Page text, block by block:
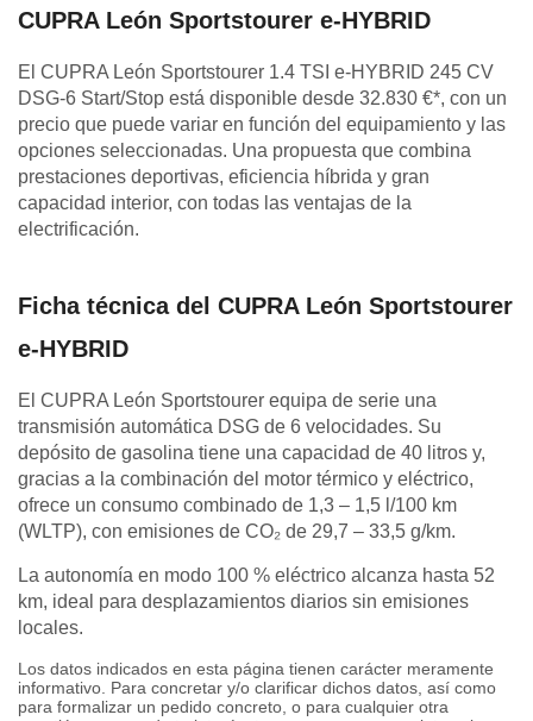
CUPRA León Sportstourer e-HYBRID
El CUPRA León Sportstourer 1.4 TSI e-HYBRID 245 CV
DSG-6 Start/Stop está disponible desde 32.830 €*, con un
precio que puede variar en función del equipamiento y las
opciones seleccionadas. Una propuesta que combina
prestaciones deportivas, eficiencia híbrida y gran
capacidad interior, con todas las ventajas de la
electrificación.
Ficha técnica del CUPRA León Sportstourer
e-HYBRID
El CUPRA León Sportstourer equipa de serie una
transmisión automática DSG de 6 velocidades. Su
depósito de gasolina tiene una capacidad de 40 litros y,
gracias a la combinación del motor térmico y eléctrico,
ofrece un consumo combinado de 1,3 – 1,5 l/100 km
(WLTP), con emisiones de CO₂ de 29,7 – 33,5 g/km.
La autonomía en modo 100 % eléctrico alcanza hasta 52
km, ideal para desplazamientos diarios sin emisiones
locales.
Los datos indicados en esta página tienen carácter meramente
informativo. Para concretar y/o clarificar dichos datos, así como
para formalizar un pedido concreto, o para cualquier otra